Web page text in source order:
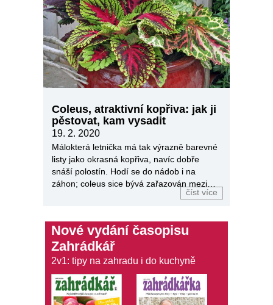
Coleus, atraktivní kopřiva: jak ji
pěstovat, kam vysadit
19. 2. 2020
Málokterá letnička má tak výrazně barevné
listy jako okrasná kopřiva, navíc dobře
snáší polostín. Hodí se do nádob i na
záhon; coleus sice bývá zařazován mezi
hrnkové květiny, ale moderní odrůdyčíst více
Nové vydání časopisu
Zahrádkář
2v1: tipy na zahradu i do kuchyně